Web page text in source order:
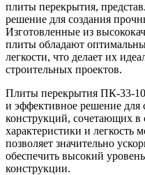
плиты перекрытия,
решение для создания
Изготовленные из
плиты обладают
легкости, что делает их
строительных проектов.
Плиты перекрытия ПК-33-
и эффективное решение для
конструкций, сочетающих в
характеристики и легкость
позволяет значительно
обеспечить высокий
конструкции.